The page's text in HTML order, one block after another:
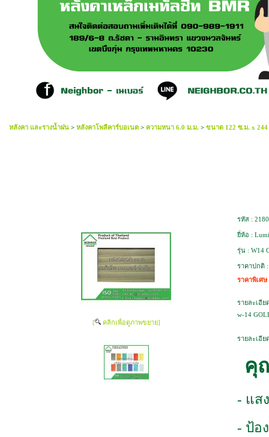
หลังคา และรางน้ำฝน > หลังคาโพลีคาร์บอเนต > ความหนา 6.0 ม.ม. > ขนาด 122 ซ.ม. x
[ คลิกเพื่อดูภาพขยาย]
รหัส :
ยี่ห้อ :
รุ่น : W14
ราคาปกติ
ราคาพิเศ
รายละเอีย
w-14
รายละเอีย
คุ
- แส
- ป้อ